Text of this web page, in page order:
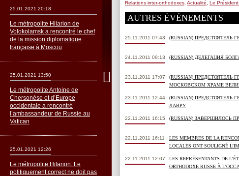
Relations inter-orthodoxes Actualité Le
AUTRES ÉVÉNEMENTS
25.11.2011 07:43 (RUSSIAN)
24.11.2011 09:13 (RUSSIAN) ДЕЛЕГАЦИЯ
23.11.2011 17:07
(RUSSIAN)
МОСКОВСКОМ ХРАМЕ
23.11.2011 12:44
(RUSSIAN)
ЛАВРУ
22.11.2011 16:15 (RUSSIAN) ЗАВЕРШИЛОСЬ
22.11.2011 16:11
LES MEMBRES DE LA
LOCALES ONT SOULIGNÉ
22.11.2011 12:07
LES REPRÉSENTANTS DE
ORTHODOXE RUSSE À
25.01.2021 20:18
Le métropolite Hilarion de
Volokolamsk a rencontré le chef
de la mission diplomatique
française à Moscou
25.01.2021 13:50
Le métropolite Antoine de
Chersonèse et d’Europe
occidentale a rencontré
l’ambassandeur de Russie au
Vatican
25.01.2021 12:26
Le métropolite Hilarion: Le
politiquement correct ne doit pas